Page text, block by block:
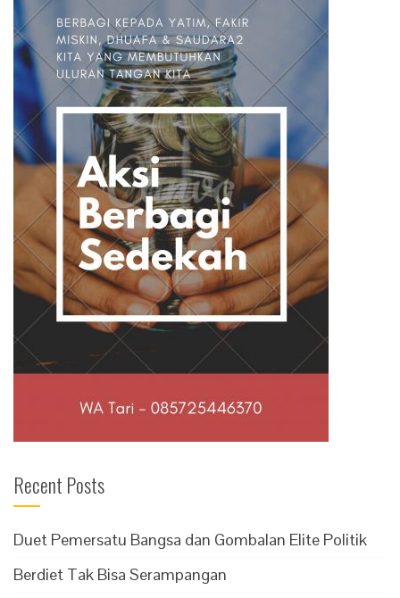
Recent Posts
Duet Pemersatu Bangsa dan Gombalan Elite Politik
Berdiet Tak Bisa Serampangan